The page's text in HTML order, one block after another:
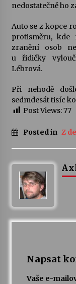
nedostatečně ho
Auto se z kopce
protisměru, kde
zranění osob
u řidičky
Lébrová.
Při nehodě
sedmdesát tisíc
Post Views:77
Posted in Z
Napsat
Vaše e-